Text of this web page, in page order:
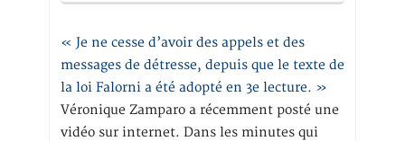
« Je ne cesse d’avoir des appels et des
messages de détresse, depuis que le texte de
la loi Falorni a été adopté en 3e lecture. »
Véronique Zamparo a récemment posté une
vidéo sur internet. Dans les minutes qui